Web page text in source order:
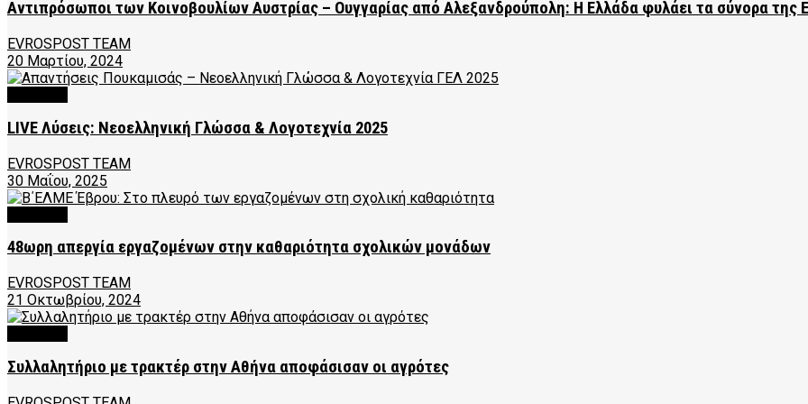
Αντιπρόσωποι των Κοινοβουλίων Αυστρίας – Ουγγαρίας από Αλεξανδρούπολη: Η Ελλάδα φυλάει τα σύνορα της
EVROSPOST TEAM
20 Μαρτίου, 2024
LIVE Λύσεις: Νεοελληνική Γλώσσα & Λογοτεχνία 2025
EVROSPOST TEAM
30 Μαΐου, 2025
48ωρη απεργία εργαζομένων στην καθαριότητα σχολικών μονάδων
EVROSPOST TEAM
21 Οκτωβρίου, 2024
Συλλαλητήριο με τρακτέρ στην Αθήνα αποφάσισαν οι αγρότες